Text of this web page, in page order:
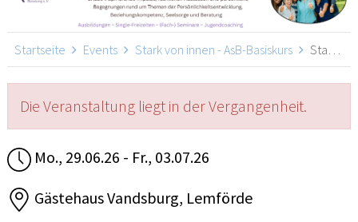
Startseite Events Stark von innen - AsB-Basiskurs Stark von innen - AsB-Basiskurs, Lemförde
Die Veranstaltung liegt in der Vergangenheit.
Mo., 29.06.26 - Fr., 03.07.26
Gästehaus Vandsburg, Lemförde